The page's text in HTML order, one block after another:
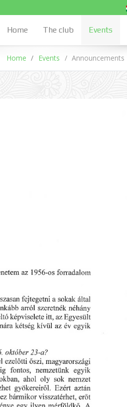
Home The club Events
Home Events Announcements